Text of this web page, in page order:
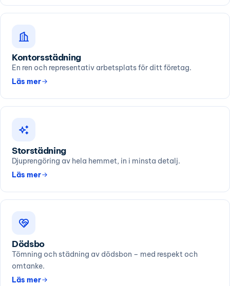
Kontorsstädning
En ren och representativ arbetsplats för ditt företag.
Läs mer
Storstädning
Djuprengöring av hela hemmet, in i minsta detalj.
Läs mer
Dödsbo
Tömning och städning av dödsbon – med respekt och
omtanke.
Läs mer